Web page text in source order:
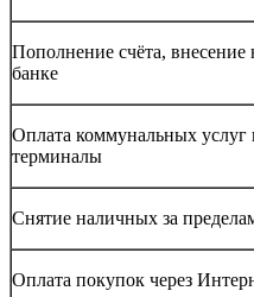
Пополнение счёта, внесение
банке
Оплата коммунальных услуг
терминалы
Снятие наличных за
Оплата покупок через